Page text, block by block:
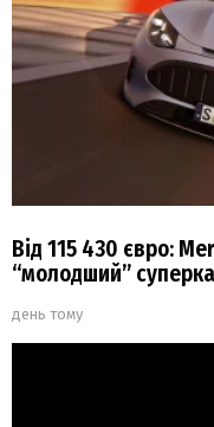
Від 115 430 євро:
“молодший”
день тому